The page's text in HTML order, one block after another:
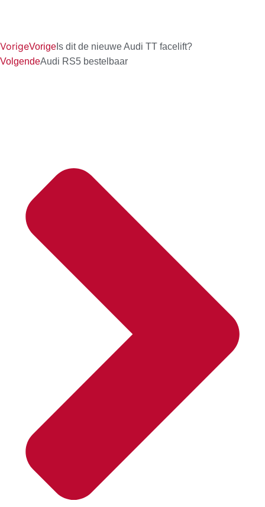
VorigeVorige Is dit de nieuwe Audi TT facelift?
VolgendeAudi RS5 bestelbaar